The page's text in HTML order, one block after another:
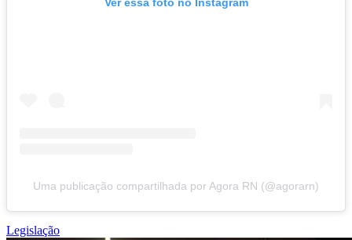
Uma publicação compartilhada por Agora RN (@agorarn)
Legislação